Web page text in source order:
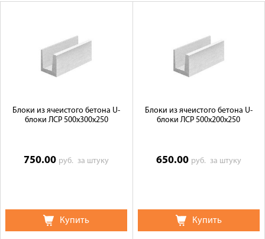
Оплата
Сотрудничество
Галерея объектов
Блоки из ячеистого бетона U-
блоки ЛСР 500х300х250
750.00 руб.за штуку
Купить
Блоки из ячеистого бетона U-
блоки ЛСР 500х200х250
650.00 руб. за штуку
Купить